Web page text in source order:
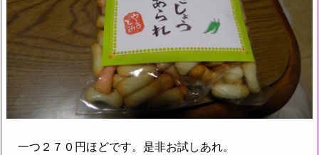
一つ２７０円ほどです。是非お試しあれ。